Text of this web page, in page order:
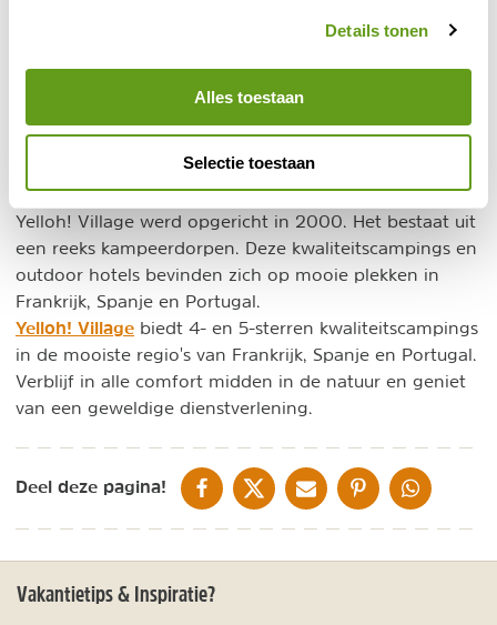
Details tonen
Alles toestaan
Selectie toestaan
Yelloh! Village
Yelloh! Village werd opgericht in 2000. Het bestaat uit
een reeks kampeerdorpen. Deze kwaliteitscampings en
outdoor hotels bevinden zich op mooie plekken in
Frankrijk, Spanje en Portugal.
Yelloh! Village biedt 4- en 5-sterren kwaliteitscampings
in de mooiste regio's van Frankrijk, Spanje en Portugal.
Verblijf in alle comfort midden in de natuur en geniet
van een geweldige dienstverlening.
Deel deze pagina! DELEN OP FACEBOOK
DELEN OP XDELEN VIA DE MAIL
DELEN OP PINTEREST
DELEN OP
Vakantietips & Inspiratie?